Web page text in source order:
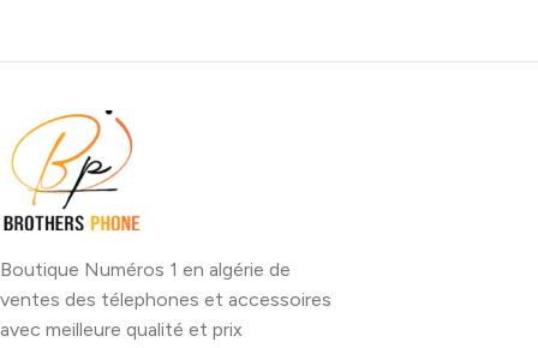
Boutique Numéros 1 en algérie de
ventes des télephones et accessoires
avec meilleure qualité et prix